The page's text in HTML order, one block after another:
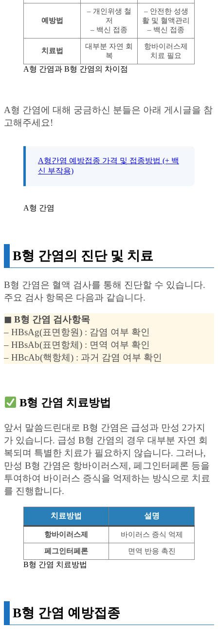
예방법
– 개인위생 철
저
– 백신 접종
– 안전한 성생
활 및 혈액관리
– 백신 접종
치료법
대부분 자연 회
복
항바이러스제
치료 필요
A형 간염과 B형 간염의 차이점
A형 간염에 대해 궁금하신 분들은 아래 게시글을 참
고해주세요!
A형간염 예방접종 가격 및 접종방법 (+ 백
신 부작용)
A형 간염
B형 간염의 진단 및 치료
B형 간염은 혈액 검사를 통해 진단할 수 있습니다.
주요 검사 항목은 다음과 같습니다.
◼︎ B형 간염 검사항목
– HBsAg(표면항원) : 감염 여부 확인
– HBsAb(표면항체) : 면역 여부 확인
– HBcAb(핵항체) : 과거 감염 여부 확인
B형 간염 치료방법
앞서 말씀드린대로 B형 간염은 급성과 만성 2가지
가 있습니다. 급성 B형 간염의 경우 대부분 자연 회
복되며 특별한 치료가 필요하지 않습니다. 그러나,
만성 B형 간염은 항바이러스제, 페그인터페론 등을
투여하여 바이러스 증식을 억제하는 방식으로 치료
를 진행합니다.
치료방법 설명
항바이러스제 바이러스 증식 억제
페그인터페론 면역 반응 촉진
B형 간염 치료방법
B형 간염 예방접종